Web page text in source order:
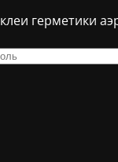
герметики